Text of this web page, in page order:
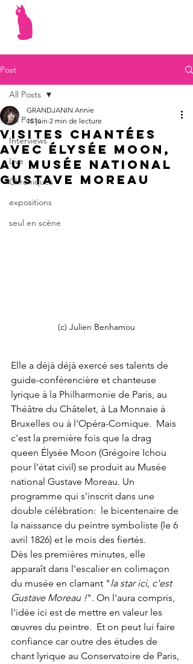
Post
All Posts
Interviews
Live
Chroniques
expositions
seul en scène
All Posts
Visites chantées
avec Élysée Moon,
au Musée national
Gustave Moreau
GRANDJANIN Annie
15 juin 2 min de lecture
(c) Julien Benhamou
Elle a déjà déjà exercé ses talents de
guide-conférencière et chanteuse
lyrique à la Philharmonie de Paris, au
Théâtre du Châtelet, à La Monnaie à
Bruxelles ou à l'Opéra-Comique.  Mais
c'est la première fois que la drag
queen Élysée Moon (Grégoire Ichou
pour l'état civil) se produit au Musée
national Gustave Moreau. Un
programme qui s'inscrit dans une
double célébration:  le bicentenaire de
la naissance du peintre symboliste (le 6
avril 1826) et le mois des fiertés.
Dès les premières minutes, elle
apparaît dans l'escalier en colimaçon
du musée en clamant "la star ici, c'est
Gustave Moreau !". On l'aura compris,
l'idée ici est de mettre en valeur les
œuvres du peintre.  Et on peut lui faire
confiance car outre des études de
chant lyrique au Conservatoire de Paris,